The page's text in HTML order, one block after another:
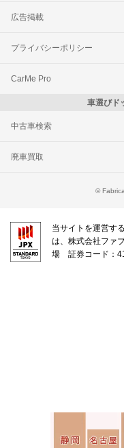
広告掲載
プライバシーポリシー
CarMe Pro
車選びド
中古車検索
廃車買取
©
当サイトを運営す
は、株式会社ファ
場 証券コード：